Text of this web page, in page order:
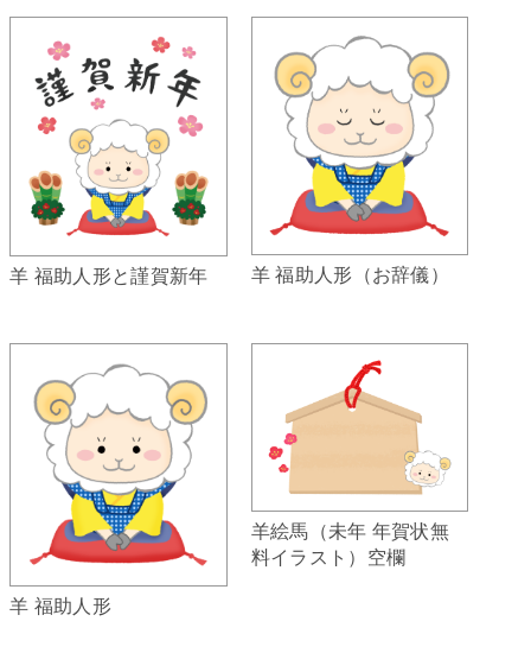
羊 福助人形と謹賀新年 羊 福助人形（お辞儀）
羊 福助人形
羊絵馬（未年 年賀状無
料イラスト）空欄